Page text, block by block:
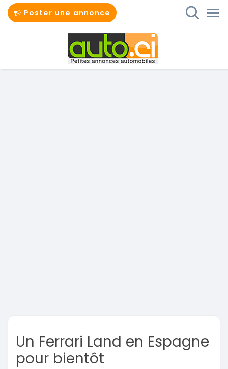
Poster une annonce
Un Ferrari Land en Espagne
pour bientôt